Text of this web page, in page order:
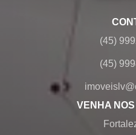
(45)
(45)
VENHA